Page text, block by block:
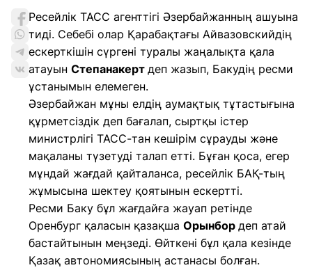
Ресейлік ТАСС агенттігі Әзербайжанның ашуына
тиді. Себебі олар Қарабақтағы Айвазовскийдің
ескерткішін сүргені туралы жаңалықта қала
атауын Степанакерт деп жазып, Бакудің ресми
ұстанымын елемеген.
Әзербайжан мұны елдің аумақтық тұтастығына
құрметсіздік деп бағалап, сыртқы істер
министрлігі ТАСС-тан кешірім сұрауды және
мақаланы түзетуді талап етті. Бұған қоса, егер
мұндай жағдай қайталанса, ресейлік БАҚ-тың
жұмысына шектеу қоятынын ескертті.
Ресми Баку бұл жағдайға жауап ретінде
Оренбург қаласын қазақша Орынбор деп атай
бастайтынын меңзеді. Өйткені бұл қала кезінде
Қазақ автономиясының астанасы болған.